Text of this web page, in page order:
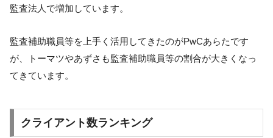
監査法人で増加しています。
監査補助職員等を上手く活用してきたのがPwCあらたです
が、トーマツやあずさも監査補助職員等の割合が大きくなっ
てきています。
クライアント数ランキング